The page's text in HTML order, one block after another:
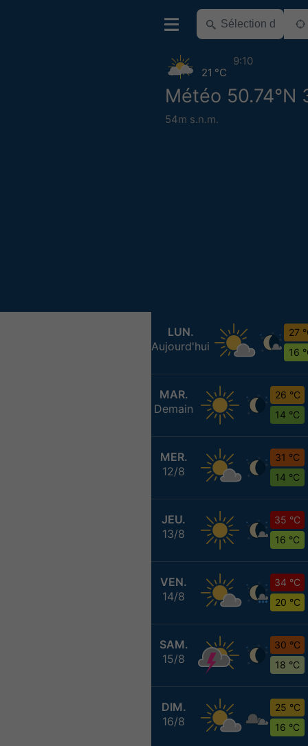
Météo 50.74°N
54m s.n.m.
21 °C
9:10
LUN.
Aujourd'hui
27
16
MAR.
Demain
26 °C
14 °C
MER.
12/8
31 °C
14 °C
JEU.
13/8
35 °C
16 °C
VEN.
14/8
34 °C
20 °C
SAM.
15/8
30 °C
18 °C
DIM.
16/8
25 °C
16 °C